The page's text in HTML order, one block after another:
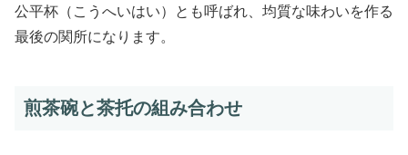
公平杯（こうへいはい）とも呼ばれ、均質な味わいを作る
最後の関所になります。
煎茶碗と茶托の組み合わせ